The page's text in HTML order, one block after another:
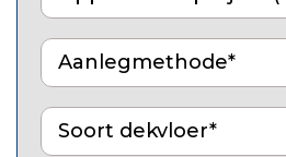
Aanlegmethode*
Soort dekvloer*